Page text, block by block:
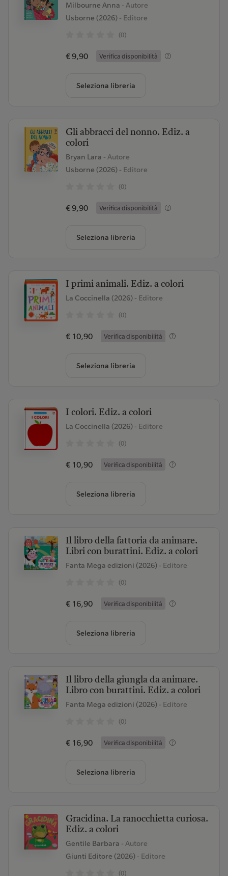
Milbourne Anna - Autore
Usborne (2026)- Editore
(0)
€ 9,90 Verifica disponibilità
Seleziona libreria
Gli abbracci del nonno. Ediz. a
colori
Bryan Lara - Autore
Usborne (2026)- Editore
(0)
€ 9,90 Verifica disponibilità
Seleziona libreria
I primi animali. Ediz. a colori
La Coccinella (2026)- Editore
(0)
€ 10,90 Verifica disponibilità
Seleziona libreria
I colori. Ediz. a colori
La Coccinella (2026)- Editore
(0)
€ 10,90 Verifica disponibilità
Seleziona libreria
Il libro della fattoria da animare.
Libri con burattini. Ediz. a colori
Fanta Mega edizioni (2026)- Editore
(0)
€ 16,90 Verifica disponibilità
Seleziona libreria
Il libro della giungla da animare.
Libro con burattini. Ediz. a colori
Fanta Mega edizioni (2026)- Editore
(0)
€ 16,90 Verifica disponibilità
Seleziona libreria
Gracidina. La ranocchietta curiosa.
Ediz. a colori
Gentile Barbara - Autore
Giunti Editore (2026)- Editore
(0)